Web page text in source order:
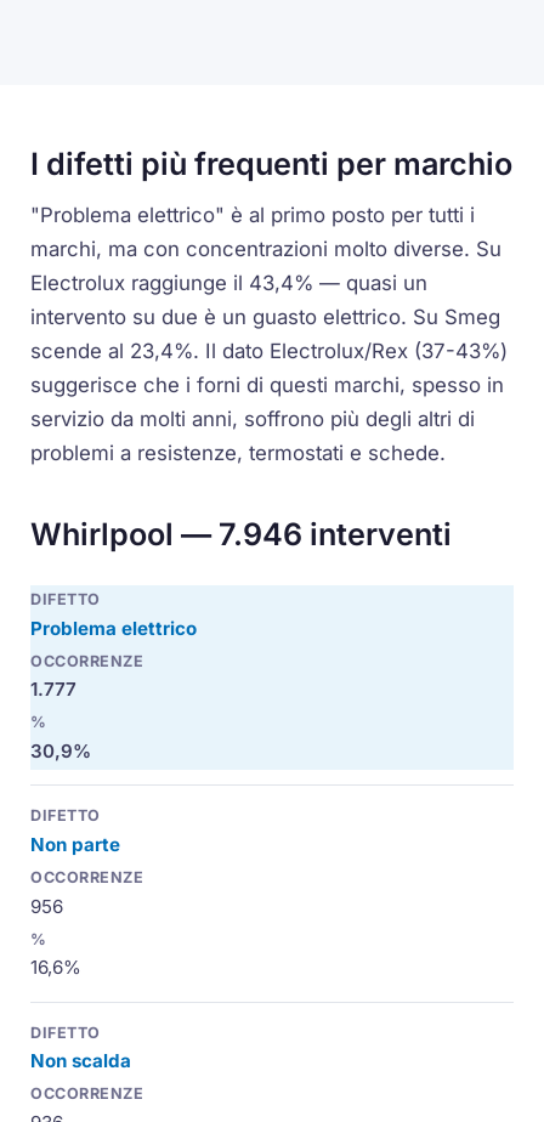
I difetti più frequenti per marchio
"Problema elettrico" è al primo posto per tutti i
marchi, ma con concentrazioni molto diverse. Su
Electrolux raggiunge il 43,4% — quasi un
intervento su due è un guasto elettrico. Su Smeg
scende al 23,4%. Il dato Electrolux/Rex (37-43%)
suggerisce che i forni di questi marchi, spesso in
servizio da molti anni, soffrono più degli altri di
problemi a resistenze, termostati e schede.
Whirlpool — 7.946 interventi
Problema elettrico
1.777
30,9%
Non parte
956
16,6%
Non scalda